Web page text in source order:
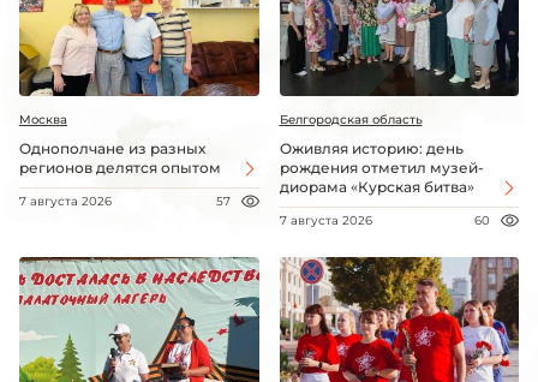
Москва
Однополчане из разных
регионов делятся опытом
7 августа 2026 57
Белгородская область
Оживляя историю: день
рождения отметил музей-
диорама «Курская битва»
7 августа 2026 60